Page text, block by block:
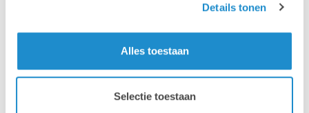
Details tonen
Alles toestaan
Selectie toestaan